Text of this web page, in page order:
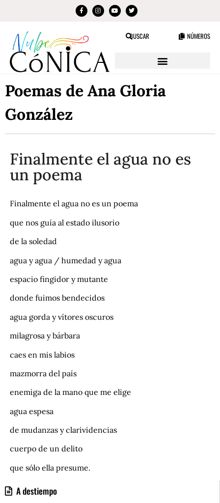
BUSCAR NÚMEROS
Poemas de Ana Gloria
González
A destiempo
Finalmente el agua no es
un poema
Finalmente el agua no es un poema
que nos guía al estado ilusorio
de la soledad
agua y agua / humedad y agua
espacio fingidor y mutante
donde fuimos bendecidos
agua gorda y vítores oscuros
milagrosa y bárbara
caes en mis labios
mazmorra del país
enemiga de la mano que me elige
agua espesa
de mudanzas y clarividencias
cuerpo de un delito
que sólo ella presume.